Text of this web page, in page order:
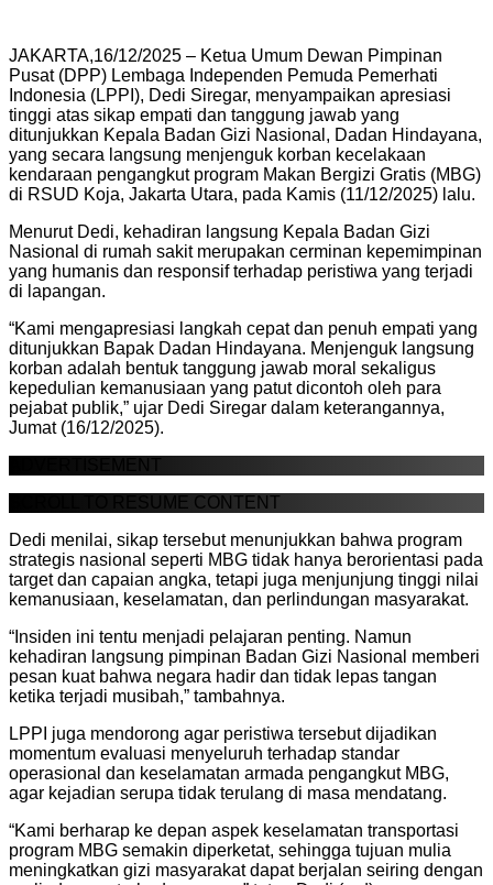
JAKARTA,16/12/2025 – Ketua Umum Dewan Pimpinan
Pusat (DPP) Lembaga Independen Pemuda Pemerhati
Indonesia (LPPI), Dedi Siregar, menyampaikan apresiasi
tinggi atas sikap empati dan tanggung jawab yang
ditunjukkan Kepala Badan Gizi Nasional, Dadan Hindayana,
yang secara langsung menjenguk korban kecelakaan
kendaraan pengangkut program Makan Bergizi Gratis (MBG)
di RSUD Koja, Jakarta Utara, pada Kamis (11/12/2025) lalu.
Menurut Dedi, kehadiran langsung Kepala Badan Gizi
Nasional di rumah sakit merupakan cerminan kepemimpinan
yang humanis dan responsif terhadap peristiwa yang terjadi
di lapangan.
“Kami mengapresiasi langkah cepat dan penuh empati yang
ditunjukkan Bapak Dadan Hindayana. Menjenguk langsung
korban adalah bentuk tanggung jawab moral sekaligus
kepedulian kemanusiaan yang patut dicontoh oleh para
pejabat publik,” ujar Dedi Siregar dalam keterangannya,
Jumat (16/12/2025).
ADVERTISEMENT
SCROLL TO RESUME CONTENT
Dedi menilai, sikap tersebut menunjukkan bahwa program
strategis nasional seperti MBG tidak hanya berorientasi pada
target dan capaian angka, tetapi juga menjunjung tinggi nilai
kemanusiaan, keselamatan, dan perlindungan masyarakat.
“Insiden ini tentu menjadi pelajaran penting. Namun
kehadiran langsung pimpinan Badan Gizi Nasional memberi
pesan kuat bahwa negara hadir dan tidak lepas tangan
ketika terjadi musibah,” tambahnya.
LPPI juga mendorong agar peristiwa tersebut dijadikan
momentum evaluasi menyeluruh terhadap standar
operasional dan keselamatan armada pengangkut MBG,
agar kejadian serupa tidak terulang di masa mendatang.
“Kami berharap ke depan aspek keselamatan transportasi
program MBG semakin diperketat, sehingga tujuan mulia
meningkatkan gizi masyarakat dapat berjalan seiring dengan